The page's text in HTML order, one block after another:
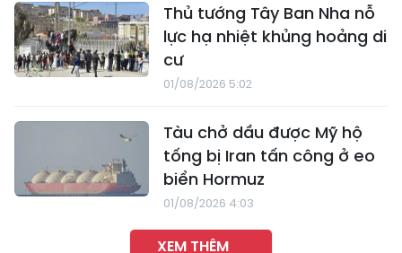
Thủ tướng Tây Ban Nha nỗ
lực hạ nhiệt khủng hoảng di
cư
01/08/2026 5:02
Tàu chở dầu được Mỹ hộ
tống bị Iran tấn công ở eo
biển Hormuz
01/08/2026 4:03
XEM THÊM